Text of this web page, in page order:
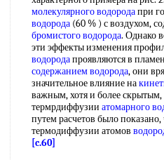
молекулярноговодородапри
водорода (60 % ) с воздухом,
бромистого водорода. Однако
эти эффекты изменения
водородапроявляются в
содержанием водорода, они
значительное влияние на
важным, хотя и более скрытым,
термрдиффузии атомарного
путем расчетов было показано,
термодиффузии атомов
[c.60]